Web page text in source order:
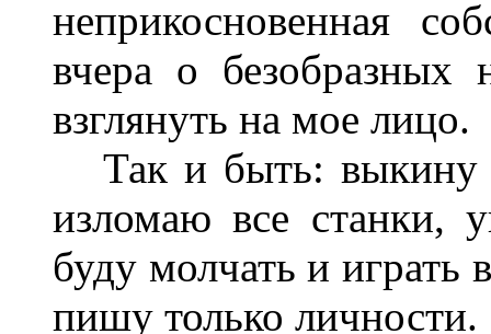
неприкосновенная
вчера о безобразных
взглянуть на мое лицо.
Так и быть: выкину
изломаю все станки,
буду молчать и играть
пишу только личности.